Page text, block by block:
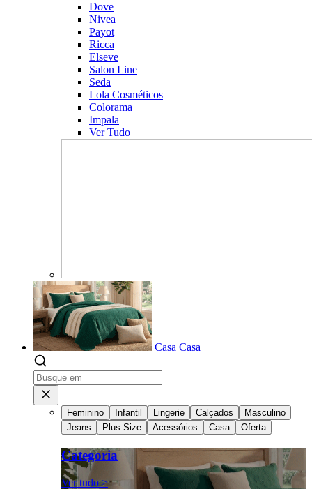
Dove
Nivea
Payot
Ricca
Elseve
Salon Line
Seda
Lola Cosméticos
Colorama
Impala
Ver Tudo
Casa Casa
Feminino Infantil Lingerie Calçados
Masculino
Jeans
Plus Size Acessórios Casa Oferta
Categoria
Ver tudo >